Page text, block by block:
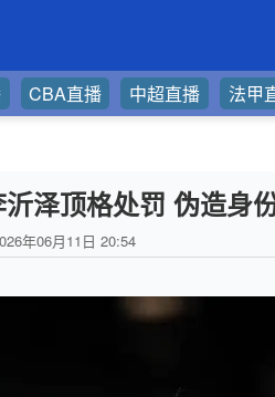
CBA直播 中超直播 法甲
泽顶格处罚 伪造身
年06月11日 20:54